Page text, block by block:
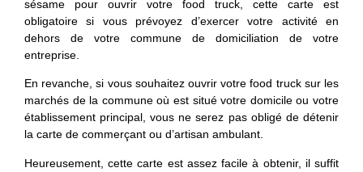
sésame pour ouvrir votre food truck, cette carte est
obligatoire si vous prévoyez d’exercer votre activité en
dehors de votre commune de domiciliation de votre
entreprise.
En revanche, si vous souhaitez ouvrir votre food truck sur les
marchés de la commune où est situé votre domicile ou votre
établissement principal, vous ne serez pas obligé de détenir
la carte de commerçant ou d’artisan ambulant.
Heureusement, cette carte est assez facile à obtenir, il suffit